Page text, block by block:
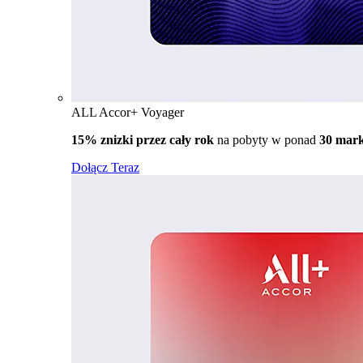
ALL Accor+ Voyager
15% znizki przez cały rok na pobyty w ponad 30
Dołącz Teraz